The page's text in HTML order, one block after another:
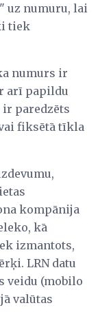
" uz numuru, lai
tiek
numurs ir
arī papildu
paredzēts
fiksētā tīkla
kompānija
kā
izmantots,
LRN datu
veidu (mobilo
valūtas